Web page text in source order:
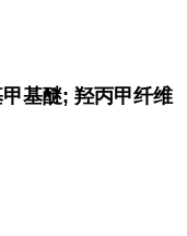
基醚; 羟丙甲纤维